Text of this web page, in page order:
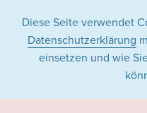
Diese Seite verwendet
Datenschutzerklärung
einsetzen und wie